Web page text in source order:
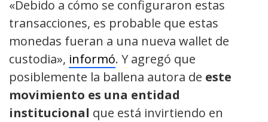
«Debido a cómo se configuraron estas
transacciones, es probable que estas
monedas fueran a una nueva wallet de
custodia», informó. Y agregó que
posiblemente la ballena autora de este
movimiento es una entidad
institucional que está invirtiendo en